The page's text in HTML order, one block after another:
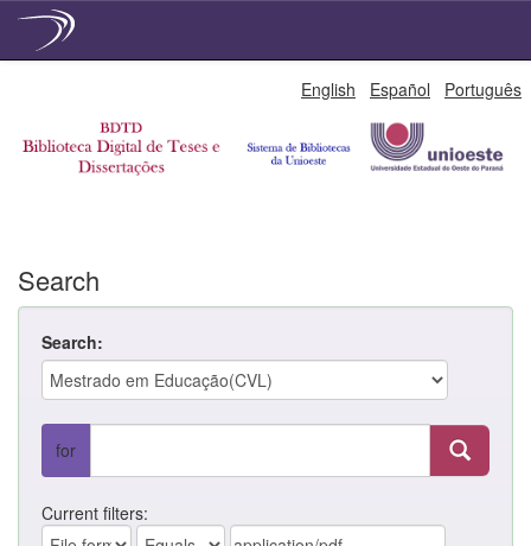
English Español Português
Search
Search:
for
Current filters: